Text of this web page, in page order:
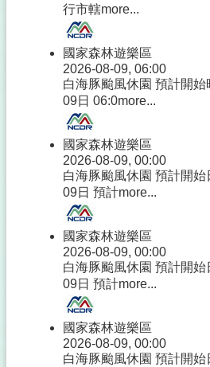
行市轄more...
國家森林遊樂區
2026-08-09, 06:00
白海豚颱風休園 預計開始
09日 06:0more...
國家森林遊樂區
2026-08-09, 00:00
白海豚颱風休園 預計開始
09日 預計more...
國家森林遊樂區
2026-08-09, 00:00
白海豚颱風休園 預計開始
09日 預計more...
國家森林遊樂區
2026-08-09, 00:00
白海豚颱風休園 預計開始